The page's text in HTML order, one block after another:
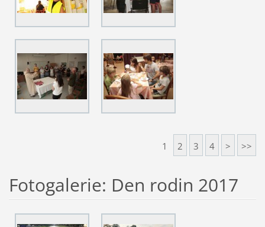
1 2 3 4 > >>
Fotogalerie: Den rodin 2017